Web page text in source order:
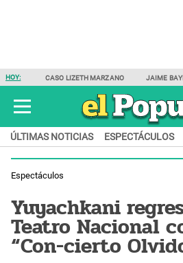
HOY: CASO LIZETH MARZANO JAIME
ÚLTIMAS NOTICIAS ESPECTÁCULOS
Espectáculos
Yuyachkani
Teatro Nacional
“Con-cierto